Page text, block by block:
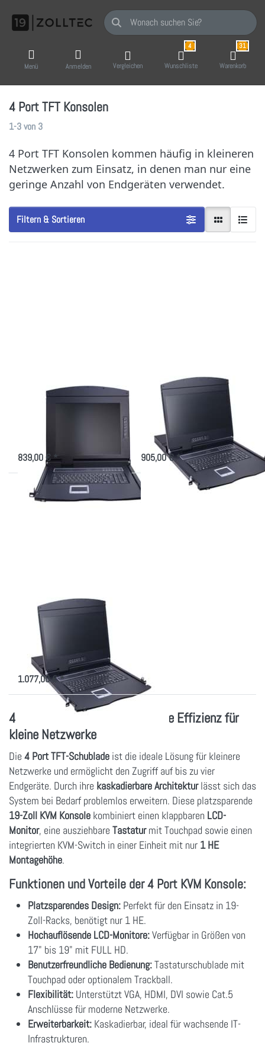
Geben Sie einen Suchbegriff ein. Während
Menü Anmelden Vergleichen
4
Wunschliste
31
Warenkorb
4 Port TFT Konsolen
Suchergebnisse:
1-3von 3
4 Port TFT Konsolen kommen häufig in kleineren
Netzwerken zum Einsatz, in denen man nur eine
geringe Anzahl von Endgeräten verwendet.
Filtern & Sortieren
TFT Konsole AS-
7104TLS mit 17"
839,00 € *
TFT Konsole AS-
9104TLS mit 19 Zoll
Display
Admin Konsole, 611mm tief mit 4
Port CAT.5 KVM
905,00 € *
TFT Konsole AS-
9104HD-TLS mit 19
Zoll Voll HD-Display
Admin HD-Konsole, 611mm tief mit
4 Port CAT.5 KVM
1.077,00 € *
Drücken
Sie
4 Port KVM Konsole – Kompakte Effizienz für
kleine Netzwerke
Die 4 Port TFT-Schublade ist die ideale Lösung für kleinere
Netzwerke und ermöglicht den Zugriff auf bis zu vier
Endgeräte. Durch ihre kaskadierbare Architekturlässt sich das
System bei Bedarf problemlos erweitern. Diese platzsparende
19-Zoll KVM Konsole kombiniert einen klappbaren LCD-
Monitor, eine ausziehbare Tastaturmit Touchpad sowie einen
integrierten KVM-Switch in einer Einheit mit nur 1 HE
Montagehöhe.
Funktionen und Vorteile der 4 Port KVM Konsole:
Platzsparendes Design: Perfekt für den Einsatz in 19-
Zoll-Racks, benötigt nur 1 HE.
Hochauflösende LCD-Monitore:Verfügbar in Größen von
17" bis 19" mit FULL HD.
Benutzerfreundliche Bedienung:Tastaturschublade mit
Touchpad oder optionalem Trackball.
Flexibilität: Unterstützt VGA, HDMI, DVI sowie Cat.5
Anschlüsse für moderne Netzwerke.
Erweiterbarkeit: Kaskadierbar, ideal für wachsende IT-
Infrastrukturen.